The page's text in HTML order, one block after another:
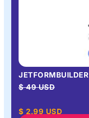
JETFORMBUILDER
$ 49 USD
$ 2.99 USD